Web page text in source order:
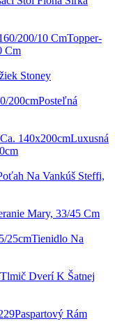
Topper-
Cm
Stoney
Posteľná
Luxusná
Na Vankúš Steffi,
Mary, 33/45 Cm
Tienidlo Na
Tlmič Dverí K Šatnej
Paspartový Rám